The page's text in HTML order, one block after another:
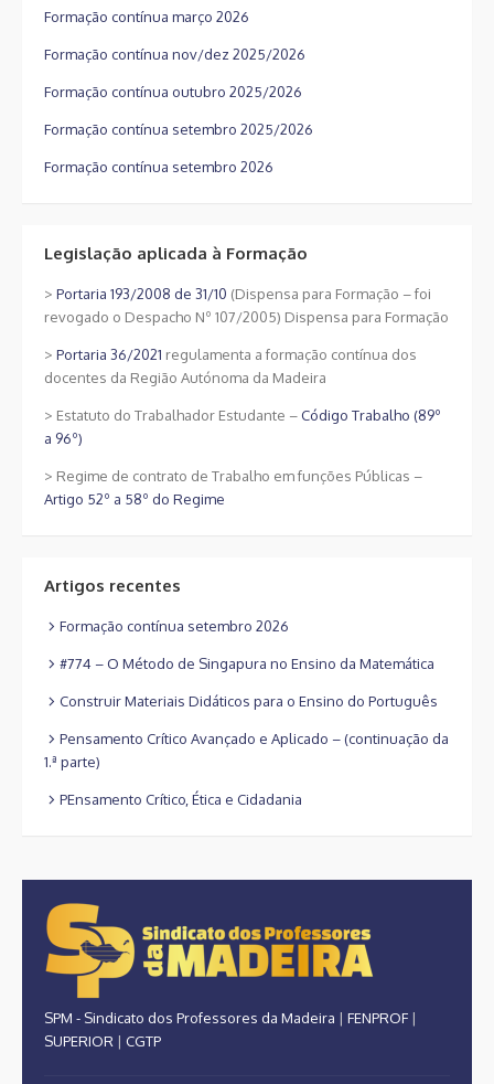
Formação contínua março 2026
Formação contínua nov/dez 2025/2026
Formação contínua outubro 2025/2026
Formação contínua setembro 2025/2026
Formação contínua setembro 2026
Legislação aplicada à Formação
> Portaria 193/2008 de 31/10 (Dispensa para Formação – foi
revogado o Despacho Nº 107/2005) Dispensa para Formação
> Portaria 36/2021 regulamenta a formação contínua dos
docentes da Região Autónoma da Madeira
> Estatuto do Trabalhador Estudante –Código Trabalho (89º
a 96º)
> Regime de contrato de Trabalho em funções Públicas –
Artigo 52º a 58º do Regime
Artigos recentes
Formação contínua setembro 2026
#774 – O Método de Singapura no Ensino da Matemática
Construir Materiais Didáticos para o Ensino do Português
Pensamento Crítico Avançado e Aplicado – (continuação da
1.ª parte)
PEnsamento Crítico, Ética e Cidadania
SPM - Sindicato dos Professores da Madeira | FENPROF |
SUPERIOR | CGTP